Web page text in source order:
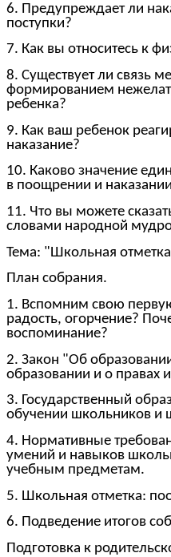
6. Предупреждает ли
поступки?
7. Как вы относитесь к
8. Существует ли связь
формированием
ребенка?
9. Как ваш ребенок
наказание?
10. Каково значение
в поощрении и
11. Что вы можете
словами народной
Тема: "Школьная
План собрания.
1. Вспомним свою
радость, огорчение?
воспоминание?
2. Закон "Об
образовании и о правах
3. Государственный
обучении школьников и
4. Нормативные
умений и навыков
учебным предметам.
5. Школьная отметка:
6. Подведение итогов
Подготовка к